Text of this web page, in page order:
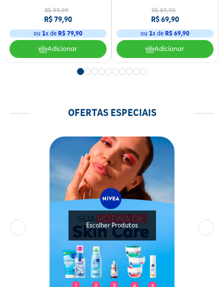
R$ 99,99
R$79,90
ou 1x de R$ 79,90
Adicionar
R$ 89,90
R$69,90
ou 1x de R$ 69,90
Adicionar
OFERTAS ESPECIAIS
Escolher Produtos